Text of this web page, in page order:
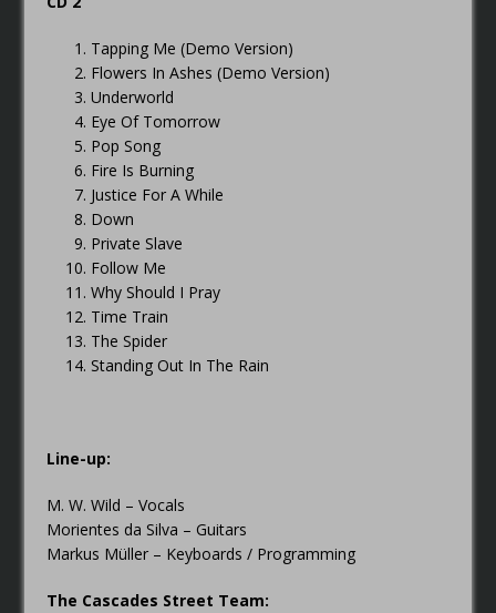
Tapping Me (Demo Version)
Flowers In Ashes (Demo Version)
Underworld
Eye Of Tomorrow
Pop Song
Fire Is Burning
Justice For A While
Down
Private Slave
Follow Me
Why Should I Pray
Time Train
The Spider
Standing Out In The Rain
Line-up:
M. W. Wild – Vocals
Morientes da Silva – Guitars
Markus Müller – Keyboards / Programming
The Cascades Street Team: